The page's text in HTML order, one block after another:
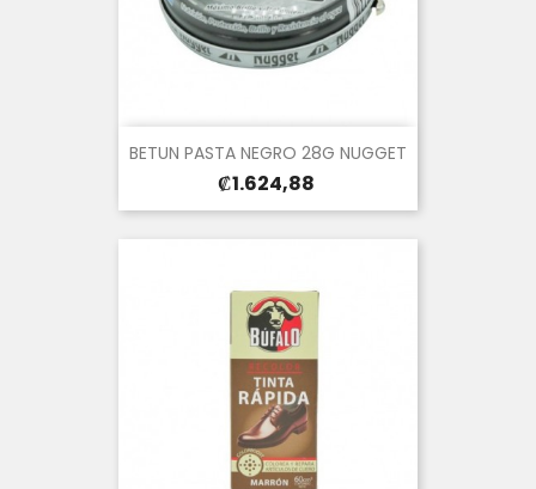
BETUN PASTA NEGRO 28G NUGGET
Precio
₡1.624,88